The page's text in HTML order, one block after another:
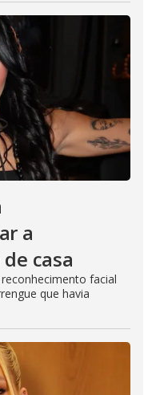
a
casa
facial
que havia